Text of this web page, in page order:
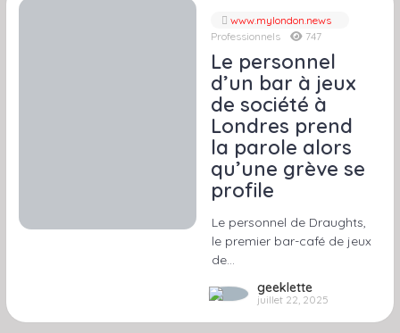
www.mylondon.news
Professionnels
747
Le personnel
d’un bar à jeux
de société à
Londres prend
la parole alors
qu’une grève se
profile
Le personnel de Draughts,
le premier bar-café de jeux
de…
geeklette
juillet 22, 2025